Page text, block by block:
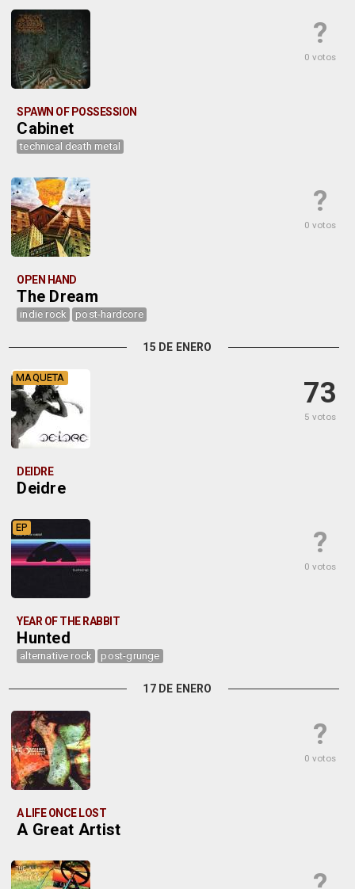
?
0 votos
SPAWN OF POSSESSION
Cabinet
technical death metal
?
0 votos
OPEN HAND
The Dream
indie rock post-hardcore
15 DE ENERO
73
5 votos
MAQUETA
DEIDRE
Deidre
?
0 votos
EP
YEAR OF THE RABBIT
Hunted
alternative rock post-grunge
17 DE ENERO
?
0 votos
A LIFE ONCE LOST
A Great Artist